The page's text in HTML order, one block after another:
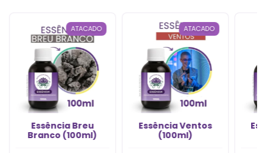
ATACADO
Essência Breu
Branco (100ml)
ATACADO
Essência Ventos
(100ml)